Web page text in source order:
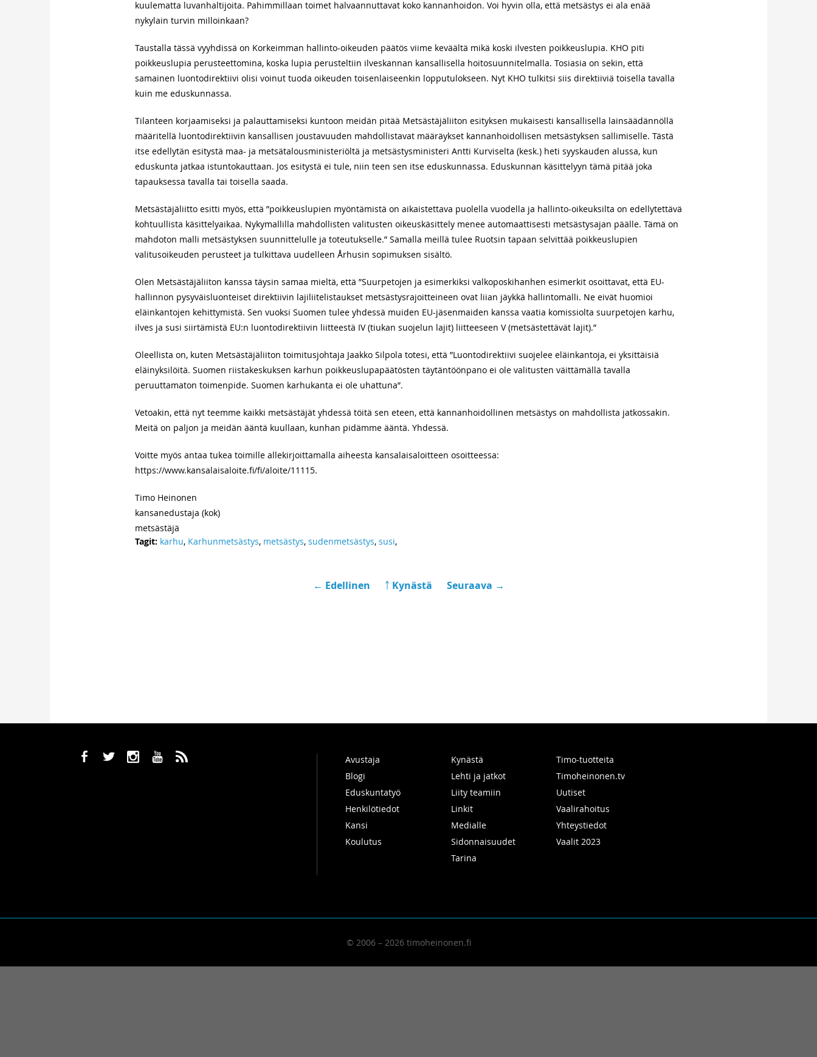
kuulematta luvanhaltijoita. Pahimmillaan toimet halvaannuttavat koko kannanhoidon. Voi hyvin olla, että metsästys ei ala enää
nykylain turvin milloinkaan?
Taustalla tässä vyyhdissä on Korkeimman hallinto-oikeuden päätös viime keväältä mikä koski ilvesten poikkeuslupia. KHO piti
poikkeuslupia perusteettomina, koska lupia perusteltiin ilveskannan kansallisella hoitosuunnitelmalla. Tosiasia on sekin, että
samainen luontodirektiivi olisi voinut tuoda oikeuden toisenlaiseenkin lopputulokseen. Nyt KHO tulkitsi siis direktiiviä toisella tavalla
kuin me eduskunnassa.
Tilanteen korjaamiseksi ja palauttamiseksi kuntoon meidän pitää Metsästäjäliiton esityksen mukaisesti kansallisella lainsäädännöllä
määritellä luontodirektiivin kansallisen joustavuuden mahdollistavat määräykset kannanhoidollisen metsästyksen sallimiselle. Tästä
itse edellytän esitystä maa- ja metsätalousministeriöltä ja metsästysministeri Antti Kurviselta (kesk.) heti syyskauden alussa, kun
eduskunta jatkaa istuntokauttaan. Jos esitystä ei tule, niin teen sen itse eduskunnassa. Eduskunnan käsittelyyn tämä pitää joka
tapauksessa tavalla tai toisella saada.
Metsästäjäliitto esitti myös, että ”poikkeuslupien myöntämistä on aikaistettava puolella vuodella ja hallinto-oikeuksilta on edellytettävä
kohtuullista käsittelyaikaa. Nykymallilla mahdollisten valitusten oikeuskäsittely menee automaattisesti metsästysajan päälle. Tämä on
mahdoton malli metsästyksen suunnittelulle ja toteutukselle.” Samalla meillä tulee Ruotsin tapaan selvittää poikkeuslupien
valitusoikeuden perusteet ja tulkittava uudelleen Århusin sopimuksen sisältö.
Olen Metsästäjäliiton kanssa täysin samaa mieltä, että ”Suurpetojen ja esimerkiksi valkoposkihanhen esimerkit osoittavat, että EU-
hallinnon pysyväisluonteiset direktiivin lajiliitelistaukset metsästysrajoitteineen ovat liian jäykkä hallintomalli. Ne eivät huomioi
eläinkantojen kehittymistä. Sen vuoksi Suomen tulee yhdessä muiden EU-jäsenmaiden kanssa vaatia komissiolta suurpetojen karhu,
ilves ja susi siirtämistä EU:n luontodirektiivin liitteestä IV (tiukan suojelun lajit) liitteeseen V (metsästettävät lajit).”
Oleellista on, kuten Metsästäjäliiton toimitusjohtaja Jaakko Silpola totesi, että ”Luontodirektiivi suojelee eläinkantoja, ei yksittäisiä
eläinyksilöitä. Suomen riistakeskuksen karhun poikkeuslupapäätösten täytäntöönpano ei ole valitusten väittämällä tavalla
peruuttamaton toimenpide. Suomen karhukanta ei ole uhattuna”.
Vetoakin, että nyt teemme kaikki metsästäjät yhdessä töitä sen eteen, että kannanhoidollinen metsästys on mahdollista jatkossakin.
Meitä on paljon ja meidän ääntä kuullaan, kunhan pidämme ääntä. Yhdessä.
Voitte myös antaa tukea toimille allekirjoittamalla aiheesta kansalaisaloitteen osoitteessa:
https://www.kansalaisaloite.fi/fi/aloite/11115.
Timo Heinonen
kansanedustaja (kok)
metsästäjä
Tagit: karhu, Karhunmetsästys, metsästys, sudenmetsästys, susi,
← Edellinen ￪ Kynästä Seuraava →
b a x r ,
Avustaja
Blogi
Eduskuntatyö
Henkilötiedot
Kansi
Koulutus
Kynästä
Lehti ja jatkot
Liity teamiin
Linkit
Medialle
Sidonnaisuudet
Tarina
Timo-tuotteita
Timoheinonen.tv
Uutiset
Vaalirahoitus
Yhteystiedot
Vaalit 2023
© 2006 – 2026 timoheinonen.fi